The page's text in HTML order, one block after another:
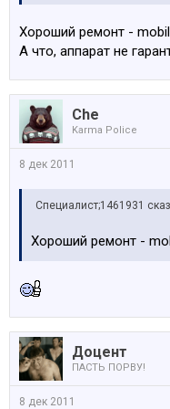
Хороший ремонт -
А что, аппарат не
Che
Karma Police
8 дек 2011
Специалист;1461931
Хороший ремонт -
Доцент
ПАСТЬ ПОРВУ!
8 дек 2011